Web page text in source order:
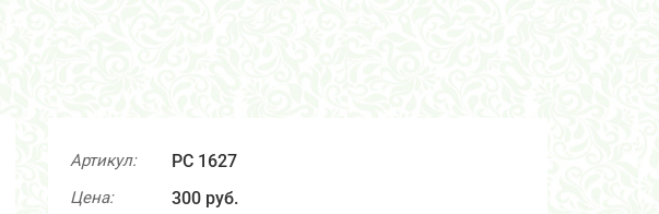
Артикул: PС 1627
Цена: 300 руб.